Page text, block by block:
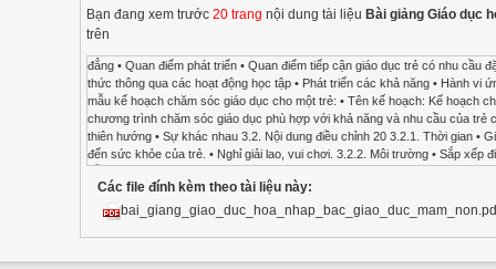
Bạn đang xem trước 20 trang nội dung tài liệu Bài giảng Giáo dục
trên
đẳng • Quan điểm phát triển • Quan điểm tiếp cận giáo dục trẻ có nhu cầu đặc biệt gắn với giáo dục mầm non 2.1.2. Phương pháp xây dựng mục tiêu. • Phát triển thể chất • Kiến thức thông qua các hoạt động học tập • Phát triển các khả năng • Hành vi ứng xử, giao tiếp • Giáo dục tự phục vụ, • Hòa nhập xã hội 2.2 Lập kế hoạch giáo dục cá nhân Sau đây là mẫu kế hoạch chăm sóc giáo dục cho một trẻ: • Tên kế hoạch: Kế hoạch chăm sóc giáo dục trẻ A • Mục tiêu: Sức khỏe, kiến thức, kĩ năng, thái độ, • Kế hoạch cụ thể: 3. Điều chỉnh chương trình chăm sóc giáo dục phù hợp với khả năng và nhu cầu của trẻ có nhu cầu đặc biệt. 3.1. Sự cần thiết của điều chỉnh • Khả năng nhận thức • Kĩ năng xã hội • Sở thích và thiên hướng • Sự khác nhau 3.2. Nội dung điều chỉnh 20 3.2.1. Thời gian • Gia hạn thêm thời gian • Thường xuyên thay đổi và kết hợp tổ chức các hoạt động động – tĩnh. • Chú ý đến sức khỏe của trẻ. • Nghỉ giải lao, vui chơi. 3.2.2. Môi trường • Sắp xếp điều chỉnh lại phòng học • Có chỗ ngồi ưu tiên • Làm giảm tác động bên ngoài gây mất tập trung • Hướng dẫn trẻ thực hiện các nội quy về môi trường học tập. • Sàn nhà, đồ đạc sạch sẽ, gọn gàng, đúng vị trí, không trơn ướt. • Ánh sáng, thông gió, nhiệt độ thích hợp trong phòng • Thiết bị, dụng cụ và đồ đạc an toàn 3.2.3. Các vấn đề về tổ chức hoạt động học tập và xây dựng mạng nội dung, mạng hoạt động • Chuẩn bị cho trẻ làm quen dần với phong cách học tập • Tập cho trẻ làm quen với chữ cái, con số, âm nhạc, • Tổ chức các hoạt động học tập theo chủ đề khác nhau mà trẻ yêu thích, phù hợp • Chuẩn bị mạng nội dung phù hợp với trẻ dựa trên cở sở trả lời các câu hỏi • Chuẩn bị mạng hoạt động để giải quyết các câu hỏi 3.2.4. Các vấn đề về tổ chức thực hiện chủ đề 3.2.5. Các biện pháp tự quản • Sử dụng các biểu tượng đối với các hoạt động theo thời khóa biểu hàng ngày • Phối hợp cùng cha mẹ trẻ duy trì cho trẻ nhớ và thực hiện nề nếp sinh hoạt và học tập • Yêu cầu trẻ nhắc lại hướng dẫn vào các thời điểm nhất định gắn liền với mỗi hoạt động hàng ngày 21 • Thực hành thường xuyên, mọi nơi, mọi lúc trong các tình huống thực. 3.2.6. Điều chỉnh trong kiểm tra bằng nhiều hình thức • Kiểm tra nói, nghe băng, tranh ảnh, mô hình, • Biểu diễn, trưng bày bằng nhiều hình thức • Theo dõi kiểm tra trong các tình huống, môi trường khác nhau 3.2.7. Hỗ trợ cho việc hòa nhập xã hội • Sự chia sẻ, ủng hộ, giúp đỡ của bạn bè, cô giáo, cha mẹ trẻ, • Các hoạt động theo nhóm bạn bè với các chủ đề khác nhau 3.2.8. Tài liệu và học liệu • Sử dụng tài liệu phục vụ cho hoạt động học tập, vui chơi • Sử dụng một số các thiết bị đặc biệt: Máy chữ, máy tính, máy vi tính, • Phương tiện, tài liệu và học liệu được sử dụng với cả lớp hoặc trong nhóm trẻ hoặc cá nhân trẻ có nhu cầu đặc biệt 3.2.9. Giao nhiệm vụ • Chỉ dẫn từng bước nhỏ rõ ràng • Hỗ trợ dưới dạng sử dụng đồ vật, mô hình, tranh ảnh, làm mẫu, cho các chỉ dẫn bàng lời nói • Chỉ dừng lại sau khi tất cả đã hiểu, đã ghi nhớ 3.2.10. Những kích thích và sự động viên • Bằng ngôn ngữ, cử chỉ, ánh mắt, • Phần thưởng cho những nỗ lực, thành công dù nhỏ • Kích thích điểm mạnh và sở thích. • Giao tiếp thân mật và tôn trọng trẻ • Sẵn sàng đáp ứng nhu cầu đặc biệt của trẻ. • Nói với trẻ thân mật, lịch sự, giọng nói dễ nghe • Khuyến khích tính tự lực vừa sức của trẻ. • Giúp trẻ vượt qua tức giận, buồn và thất vọng. • Khuyến khích các hành vi xã hội của trẻ như hợp tác, chia sẻ, nhường nhịn, lắng nghe, giúp đỡ, 22 3.3 Quy trình điều chỉnh GV là người quyết định sẽ điều chỉnh chương trình học tập. Việc điều chỉnh chương trình học tâp phải đạt các yêu cầu: Làm cho thích ứng, định hình, hòa nhập và làm sáng tỏ chương trình và PP giảng dạy 3.4. Các phương pháp điều chỉnh 3.4.1. Phương pháp đồng loạt 3.4.2. Phương pháp đa trình độ 3.4.3. Phương pháp trùng lặp giáo án 3.4.4. Phương pháp thay thế Câu hỏi ôn tập chương Câu 1: Các bước lập kế hoạch giáo dục cá nhân cho trẻ có nhu cầu đặc biệt? Cho ví dụ minh họa. Câu 2: Hãy nêu các phương pháp (thiết kế các bài tập) xác định nhu cầu và khả năng của trẻ và lựa chọn phương pháp xác định nhu cầu và khả năng của nhóm trẻ khuyết tật: Trẻ khiếm thính 23 Chương 3. THÚC ĐẨY VÀ HỖ TRỢ
Các file đính kèm theo tài liệu này: